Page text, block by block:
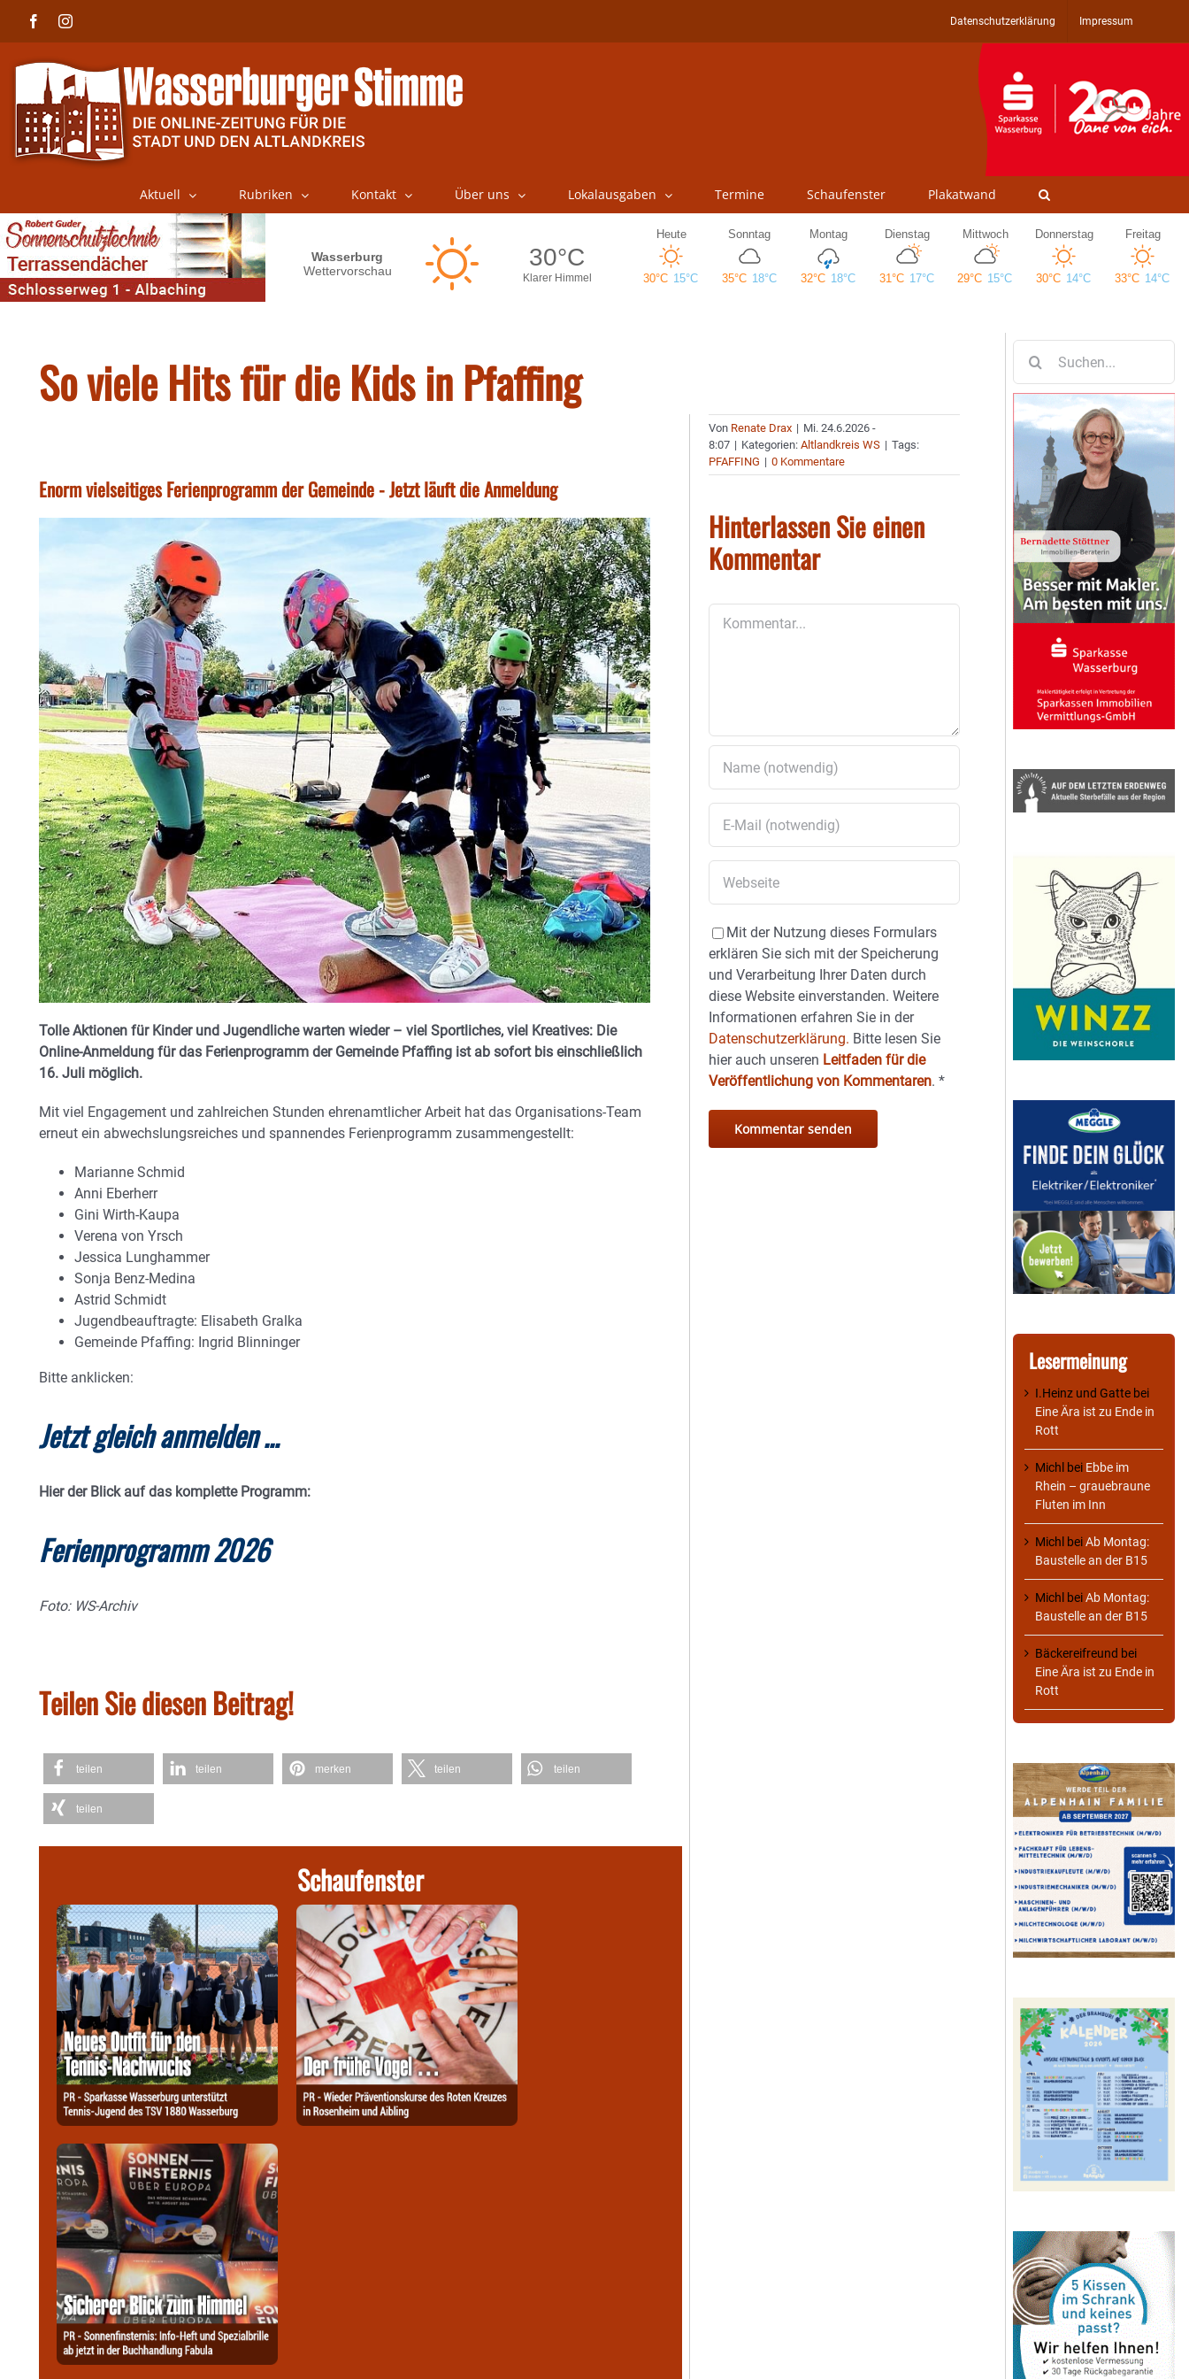
FacebookInstagram Datenschutzerklärung Impressum
Aktuell Rubriken Kontakt Über uns Lokalausgaben Termine Schaufenster Plakatwand
So viele Hits für die Kids in Pfaffing
Enorm vielseitiges Ferienprogramm der Gemeinde - Jetzt läuft die Anmeldung
Tolle Aktionen für Kinder und Jugendliche warten wieder – viel Sportliches, viel Kreatives: Die
Online-Anmeldung für das Ferienprogramm der Gemeinde Pfaffing ist ab sofort bis einschließlich
16. Juli möglich.
Mit viel Engagement und zahlreichen Stunden ehrenamtlicher Arbeit hat das Organisations-Team
erneut ein abwechslungsreiches und spannendes Ferienprogramm zusammengestellt:
Marianne Schmid
Anni Eberherr
Gini Wirth-Kaupa
Verena von Yrsch
Jessica Lunghammer
Sonja Benz-Medina
Astrid Schmidt
Jugendbeauftragte: Elisabeth Gralka
Gemeinde Pfaffing: Ingrid Blinninger
Bitte anklicken:
Jetzt gleich anmelden …
Hier der Blick auf das komplette Programm:
Ferienprogramm 2026
Foto: WS-Archiv
Teilen Sie diesen Beitrag!
teilen teilen merken teilen teilen
teilen
Schaufenster
Von Renate Drax | Mi. 24.6.2026 -
8:07 | Kategorien:Altlandkreis WS | Tags:
PFAFFING | 0 Kommentare
Hinterlassen Sie einen
Kommentar
Mit der Nutzung dieses Formulars
erklären Sie sich mit der Speicherung
und Verarbeitung Ihrer Daten durch
diese Website einverstanden. Weitere
Informationen erfahren Sie in der
Datenschutzerklärung. Bitte lesen Sie
hier auch unseren Leitfaden für die
Veröffentlichung von Kommentaren.*
nach:
Lesermeinung
I.Heinz und Gatte bei
Eine Ära ist zu Ende in
Rott
Michl bei Ebbe im
Rhein – grauebraune
Fluten im Inn
Michl beiAb Montag:
Baustelle an der B15
Michl beiAb Montag:
Baustelle an der B15
Bäckereifreund bei
Eine Ära ist zu Ende in
Rott